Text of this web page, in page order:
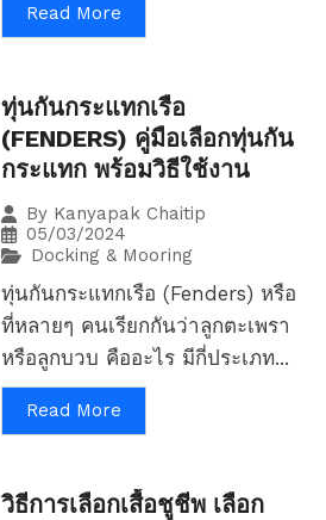
Read More
ทุ่นกันกระแทกเรือ
(FENDERS) คู่มือเลือกทุ่นกัน
กระแทก พร้อมวิธีใช้งาน
By Kanyapak Chaitip
05/03/2024
Docking & Mooring
ทุ่นกันกระแทกเรือ (Fenders) หรือ
ที่หลายๆ คนเรียกกันว่าลูกตะเพรา
หรือลูกบวบ คืออะไร มีกี่ประเภท...
Read More
วิธีการเลือกเสื้อชูชีพ เลือก